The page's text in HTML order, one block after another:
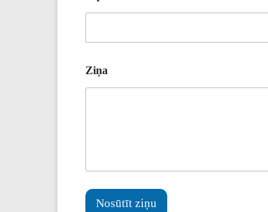
Ziņa
Nosūtīt ziņu